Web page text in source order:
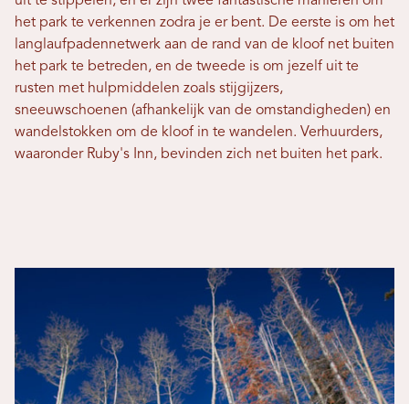
het park te verkennen zodra je er bent. De eerste is om het
langlaufpadennetwerk aan de rand van de kloof net buiten
het park te betreden, en de tweede is om jezelf uit te
rusten met hulpmiddelen zoals stijgijzers,
sneeuwschoenen (afhankelijk van de omstandigheden) en
wandelstokken om de kloof in te wandelen. Verhuurders,
waaronder Ruby's Inn, bevinden zich net buiten het park.